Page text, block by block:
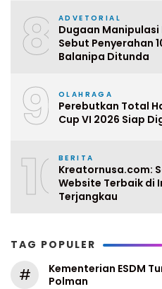
8 ADVETORIAL
Dugaan
Sebut Penyerahan
Balanipa Ditunda
9 OLAHRAGA
Perebutkan Total
Cup VI 2026 Siap
10BERITA
Kreatornusa.com:
Website Terbaik di
Terjangkau
TAG POPULER
#
Kementerian ESDM
Polman